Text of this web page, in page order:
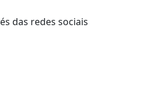
das redes sociais